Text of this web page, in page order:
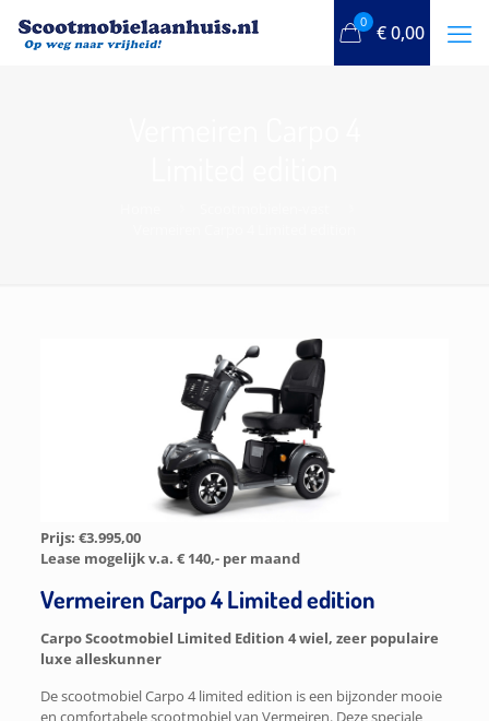
0 €0,00
Prijs: €3.995,00
Lease mogelijk v.a. € 140,- per maand
Vermeiren Carpo 4 Limited edition
Carpo Scootmobiel Limited Edition 4 wiel, zeer populaire
luxe alleskunner
De scootmobiel Carpo 4 limited edition is een bijzonder mooie
en comfortabele scootmobiel van Vermeiren. Deze speciale